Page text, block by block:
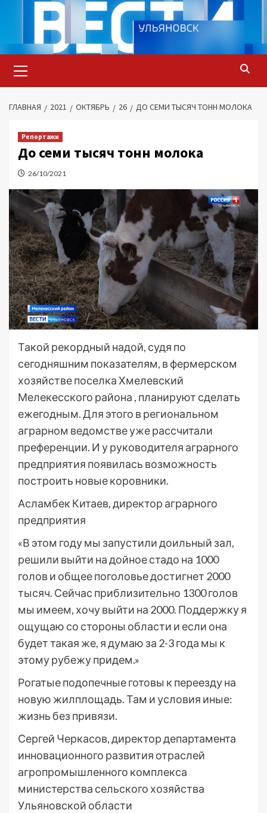
содержимому
меню
ГЛАВНАЯ 2021 ОКТЯБРЬ 26 ДО СЕМИ ТЫСЯЧ ТОНН МОЛОКА
Репортажи
До семи тысяч тонн молока
26/10/2021
Такой рекордный надой, судя по
сегодняшним показателям, в фермерском
хозяйстве поселка Хмелевский
Мелекесского района , планируют сделать
ежегодным. Для этого в региональном
аграрном ведомстве уже рассчитали
преференции. И у руководителя аграрного
предприятия появилась возможность
построить новые коровники.
Асламбек Китаев, директор аграрного
предприятия
«В этом году мы запустили доильный зал,
решили выйти на дойное стадо на 1000
голов и общее поголовье достигнет 2000
тысяч. Сейчас приблизительно 1300 голов
мы имеем, хочу выйти на 2000. Поддержку я
ощущаю со стороны области и если она
будет такая же, я думаю за 2-3 года мы к
этому рубежу придем.»
Рогатые подопечные готовы к переезду на
новую жилплощадь. Там и условия иные:
жизнь без привязи.
Сергей Черкасов, директор департамента
инновационного развития отраслей
агропромышленного комплекса
министерства сельского хозяйства
Ульяновской области